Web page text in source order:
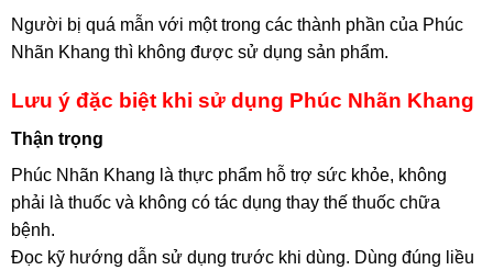
Người bị quá mẫn với một trong các thành phần của Phúc
Nhãn Khang thì không được sử dụng sản phẩm.
Lưu ý đặc biệt khi sử dụng Phúc Nhãn Khang
Thận trọng
Phúc Nhãn Khang là thực phẩm hỗ trợ sức khỏe, không
phải là thuốc và không có tác dụng thay thế thuốc chữa
bệnh.
Đọc kỹ hướng dẫn sử dụng trước khi dùng. Dùng đúng liều